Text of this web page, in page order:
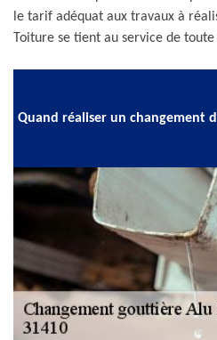
le tarif adéquat aux travaux à
Toiture se tient au service de
Quand réaliser un changement